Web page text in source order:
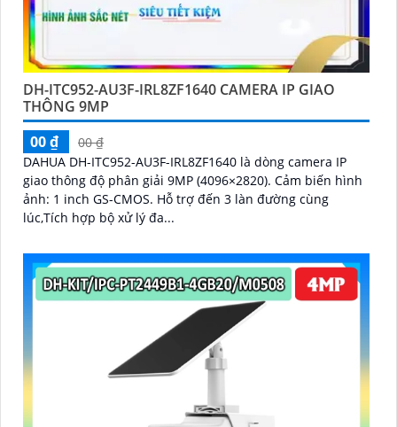
DH-ITC952-AU3F-IRL8ZF1640 CAMERA IP GIAO
THÔNG 9MP
00 ₫
00 ₫
DAHUA DH-ITC952-AU3F-IRL8ZF1640 là dòng camera IP
giao thông độ phân giải 9MP (4096×2820). Cảm biến hình
ảnh: 1 inch GS-CMOS. Hỗ trợ đến 3 làn đường cùng
lúc,Tích hợp bộ xử lý đa...